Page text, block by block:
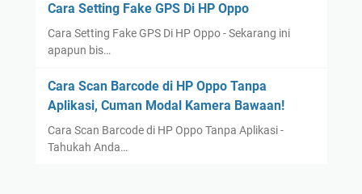
Cara Setting Fake GPS Di HP Oppo
Cara Setting Fake GPS Di HP Oppo - Sekarang ini
apapun bis…
Cara Scan Barcode di HP Oppo Tanpa
Aplikasi, Cuman Modal Kamera Bawaan!
Cara Scan Barcode di HP Oppo Tanpa Aplikasi -
Tahukah Anda…